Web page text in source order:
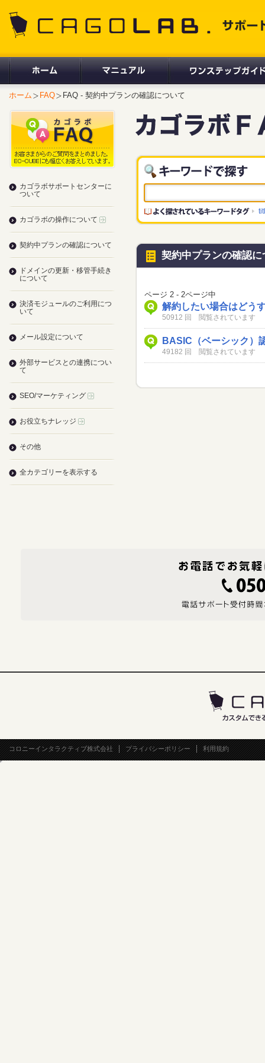
ホーム FAQ FAQ - 契約中プランの確認について
契約中プランの確認に
ページ 2 - 2ページ中
解約したい場合はどう
50912 回 閲覧されています
BASIC（ベーシック）
49182 回 閲覧されています
カゴラボサポートセンターに
ついて
カゴラボの操作について
契約中プランの確認について
ドメインの更新・移管手続き
について
決済モジュールのご利用につ
いて
メール設定について
外部サービスとの連携につい
て
SEO/マーケティング
お役立ちナレッジ
その他
全カテゴリーを表示する
コロニーインタラクティブ株式会社 プライバシーポリシー 利用規約